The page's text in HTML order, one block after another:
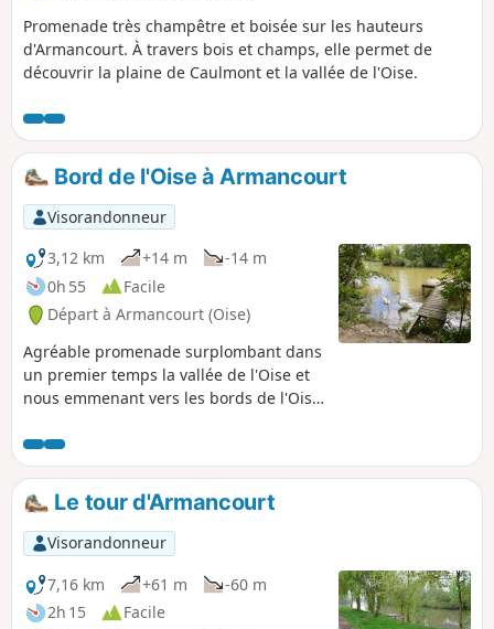
Promenade très champêtre et boisée sur les hauteurs
d'Armancourt. À travers bois et champs, elle permet de
découvrir la plaine de Caulmont et la vallée de l'Oise.
Bord de l'Oise à Armancourt
Visorandonneur
3,12 km
+14 m
-14 m
0h 55
Facile
Départ à Armancourt (Oise)
Agréable promenade surplombant dans
un premier temps la vallée de l'Oise et
nous emmenant vers les bords de l'Oise
laquelle furent découverts lors d'un
dragage de la rivière, un casque, des
lances, une épée, un vase pour certains
vieux de plus de trois mille ans et
prouvant la présence de l'homme sur
cette île.
Le tour d'Armancourt
Visorandonneur
7,16 km
+61 m
-60 m
2h 15
Facile